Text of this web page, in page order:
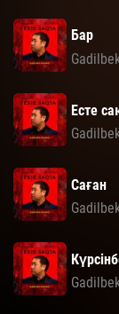
Бар
Есте
Саған